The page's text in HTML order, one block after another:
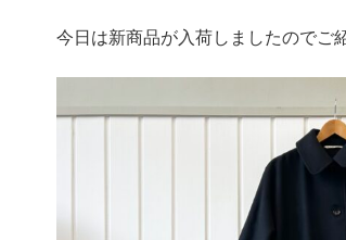
今日は新商品が入荷しましたのでご